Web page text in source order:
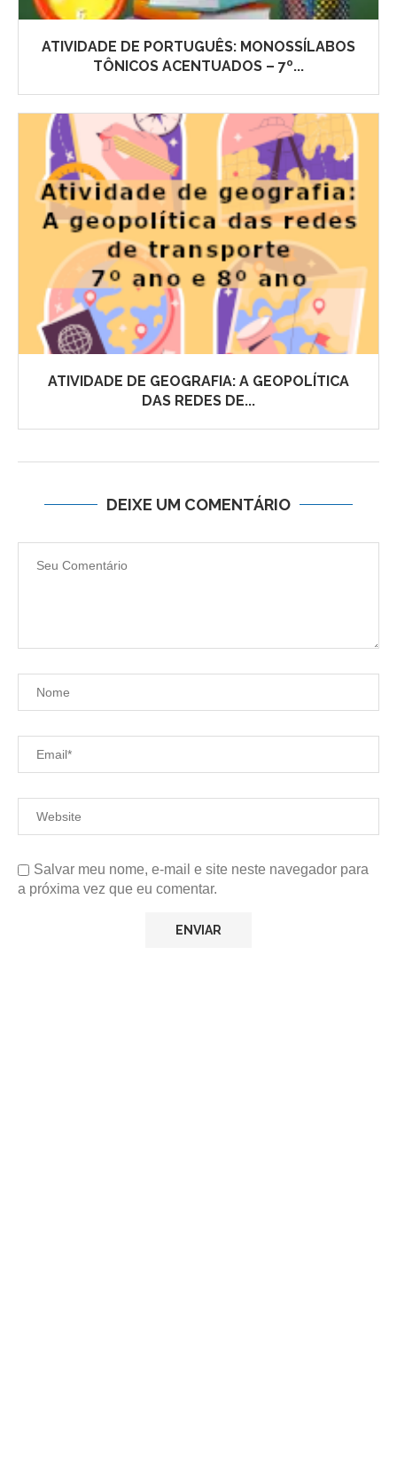
ATIVIDADE DE PORTUGUÊS: MONOSSÍLABOS
TÔNICOS ACENTUADOS – 7º...
ATIVIDADE DE GEOGRAFIA: A GEOPOLÍTICA
DAS REDES DE...
DEIXE UM COMENTÁRIO
Salvar meu nome, e-mail e site neste navegador para
a próxima vez que eu comentar.